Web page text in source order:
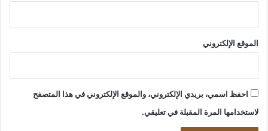
الموقع الإلكتروني
احفظ اسمي، بريدي الإلكتروني، والموقع الإلكتروني في هذا المتصفح
لاستخدامها المرة المقبلة في تعليقي.